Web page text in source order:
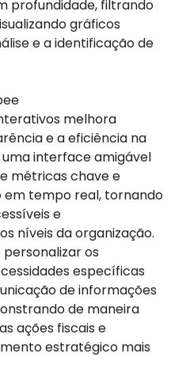
profundidade, filtrando
gráficos
e a identificação de
melhora
e a eficiência na
interface amigável
métricas chave e
em tempo real, tornando
e
níveis da organização.
os
específicas
de informações
de maneira
ações fiscais e
estratégico mais